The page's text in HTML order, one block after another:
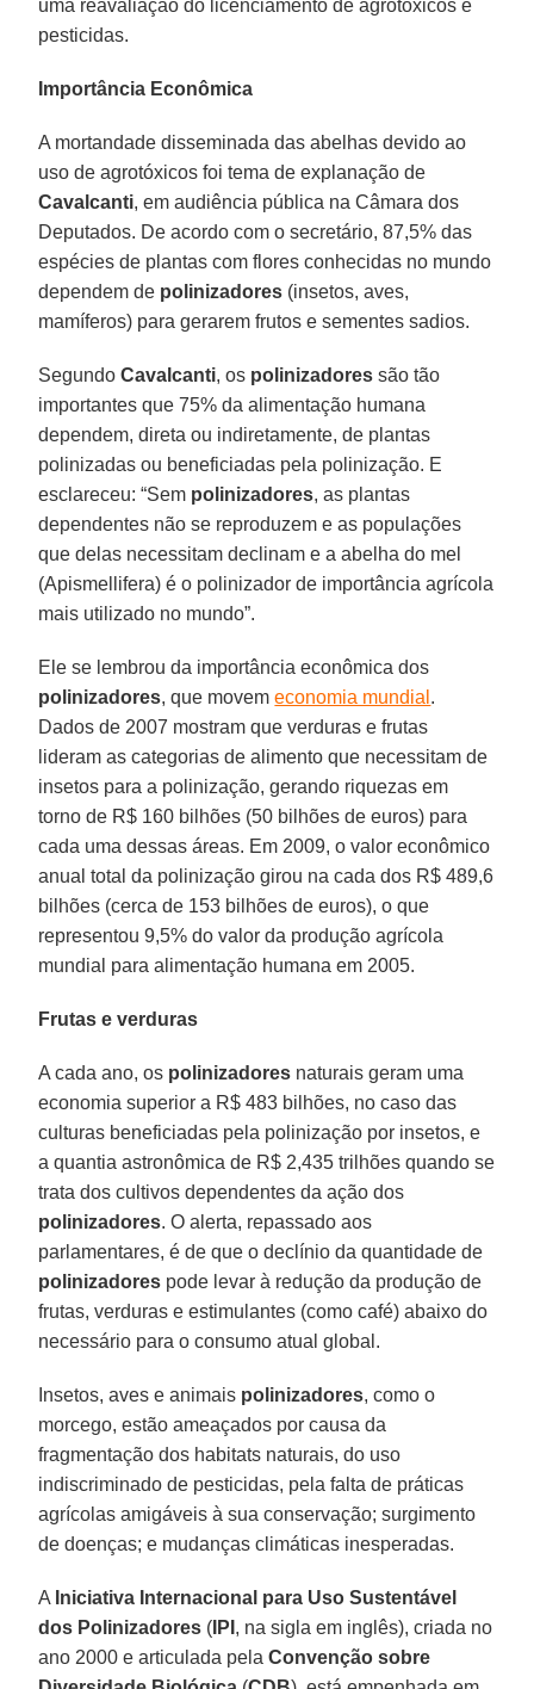
uma reavaliação do licenciamento de agrotóxicos e
pesticidas.
Importância Econômica
A mortandade disseminada das abelhas devido ao
uso de agrotóxicos foi tema de explanação de
Cavalcanti, em audiência pública na Câmara dos
Deputados. De acordo com o secretário, 87,5% das
espécies de plantas com flores conhecidas no mundo
dependem de polinizadores (insetos, aves,
mamíferos) para gerarem frutos e sementes sadios.
SegundoCavalcanti, os polinizadores são tão
importantes que 75% da alimentação humana
dependem, direta ou indiretamente, de plantas
polinizadas ou beneficiadas pela polinização. E
esclareceu: “Sem polinizadores, as plantas
dependentes não se reproduzem e as populações
que delas necessitam declinam e a abelha do mel
(Apismellifera) é o polinizador de importância agrícola
mais utilizado no mundo”.
Ele se lembrou da importância econômica dos
polinizadores, que movemeconomia mundial .
Dados de 2007 mostram que verduras e frutas
lideram as categorias de alimento que necessitam de
insetos para a polinização, gerando riquezas em
torno de R$ 160 bilhões (50 bilhões de euros) para
cada uma dessas áreas. Em 2009, o valor econômico
anual total da polinização girou na cada dos R$ 489,6
bilhões (cerca de 153 bilhões de euros), o que
representou 9,5% do valor da produção agrícola
mundial para alimentação humana em 2005.
Frutas e verduras
A cada ano, os polinizadores naturais geram uma
economia superior a R$ 483 bilhões, no caso das
culturas beneficiadas pela polinização por insetos, e
a quantia astronômica de R$ 2,435 trilhões quando se
trata dos cultivos dependentes da ação dos
polinizadores. O alerta, repassado aos
parlamentares, é de que o declínio da quantidade de
polinizadores pode levar à redução da produção de
frutas, verduras e estimulantes (como café) abaixo do
necessário para o consumo atual global.
Insetos, aves e animais polinizadores, como o
morcego, estão ameaçados por causa da
fragmentação dos habitats naturais, do uso
indiscriminado de pesticidas, pela falta de práticas
agrícolas amigáveis à sua conservação; surgimento
de doenças; e mudanças climáticas inesperadas.
A Iniciativa Internacional para Uso Sustentável
dos Polinizadores ( IPI , na sigla em inglês), criada no
ano 2000 e articulada pelaConvenção sobre